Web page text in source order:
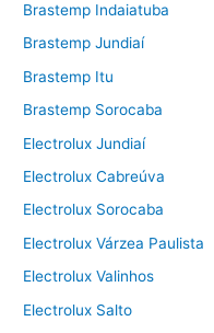
Brastemp Indaiatuba
Brastemp Jundiaí
Brastemp Itu
Brastemp Sorocaba
Electrolux Jundiaí
Electrolux Cabreúva
Electrolux Sorocaba
Electrolux Várzea Paulista
Electrolux Valinhos
Electrolux Salto